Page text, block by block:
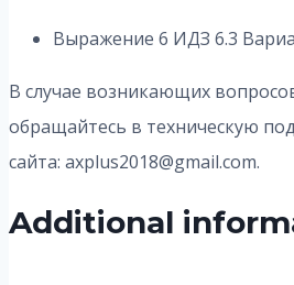
Выражение 6 ИДЗ 6.3
В случае возникающих
обращайтесь в техническую
сайта: axplus2018@gmail.com.
Additional